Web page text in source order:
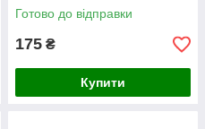
Готово до відправки
175 ₴
Купити